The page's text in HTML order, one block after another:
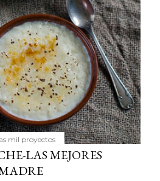
mil proyectos
LAS MEJORES